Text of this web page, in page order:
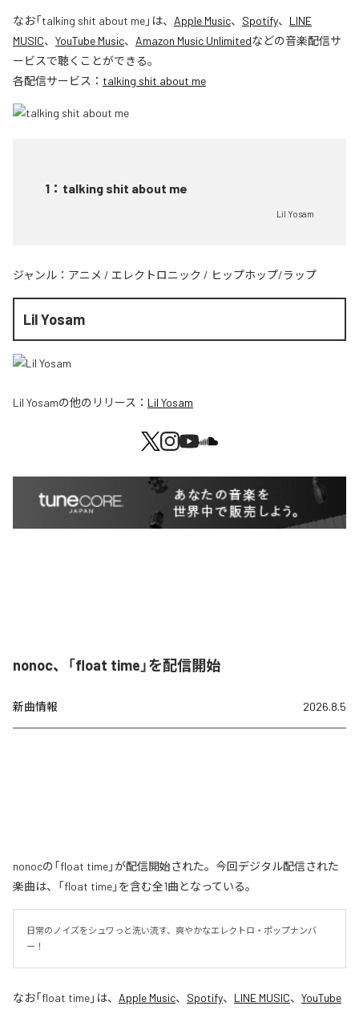
なお「talking shit about me」は、 Apple Music、 Spotify、 LINE
MUSIC、 YouTube Music、 Amazon Music Unlimitedなどの音楽配信サ
ービスで聴くことができる。
各配信サービス： talking shit about me
1 ： talking shit about me
Lil Yosam
ジャンル： アニメ / エレクトロニック / ヒップホップ/ラップ
Lil Yosam
Lil Yosamの他のリリース： Lil Yosam
nonoc、「float time」を配信開始
新曲情報 2026.8.5
nonocの「float time」が配信開始された。今回デジタル配信された
楽曲は、「float time」を含む全1曲となっている。
日常のノイズをシュワっと洗い流す、爽やかなエレクトロ・ポップナンバ
ー！
なお「float time」は、 Apple Music、 Spotify、 LINE MUSIC、 YouTube